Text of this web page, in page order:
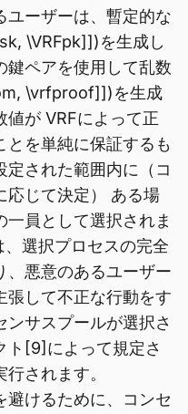
ユーザーは、暫定的な
\VRFpk]])を生成し
鍵ペアを使用して乱数
\vrfproof]])を生成
値が VRFによって正
とを単純に保証するも
された範囲内に（コ
応じて決定） ある場
員として選択されま
選択プロセスの完全
、悪意のあるユーザー
張して不正な行動をす
サスプールが選択さ
ト[9]によって規定さ
されます。
避けるために、コンセ